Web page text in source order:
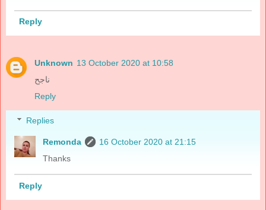
Reply
Unknown 13 October 2020 at 10:58
ناجح
Reply
Replies
Remonda
16 October 2020 at 21:15
Thanks
Reply